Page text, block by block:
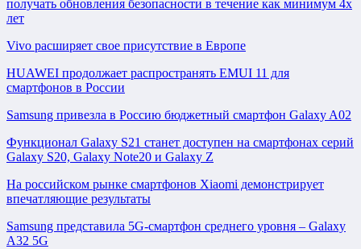
получать обновления безопасности в течение как минимум 4х
лет
Vivo расширяет свое присутствие в Европе
HUAWEI продолжает распространять EMUI 11 для
смартфонов в России
Samsung привезла в Россию бюджетный смартфон Galaxy A02
Функционал Galaxy S21 станет доступен на смартфонах серий
Galaxy S20, Galaxy Note20 и Galaxy Z
На российском рынке смартфонов Xiaomi демонстрирует
впечатляющие результаты
Samsung представила 5G-смартфон среднего уровня – Galaxy
A32 5G